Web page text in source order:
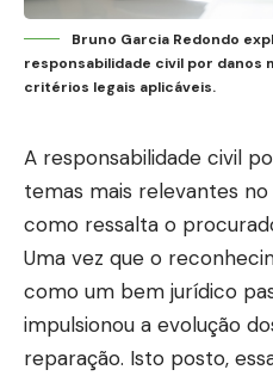
Bruno Garcia Redondo
responsabilidade civil por danos
critérios legais aplicáveis.
A responsabilidade civil
temas mais relevantes
como ressalta o
Uma vez que o
como um bem jurídico
impulsionou a evolução
reparação. Isto posto,